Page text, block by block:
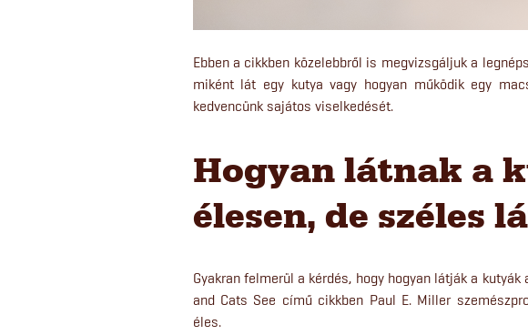
Ebben a cikkben közelebbről is megvizsgáljuk a
miként lát egy kutya vagy hogyan működik egy
kedvencünk sajátos viselkedését.
Hogyan látnak a
élesen, de széles
Gyakran felmerül a kérdés, hogy hogyan látják a
and Cats See című cikkben Paul E. Miller
éles.